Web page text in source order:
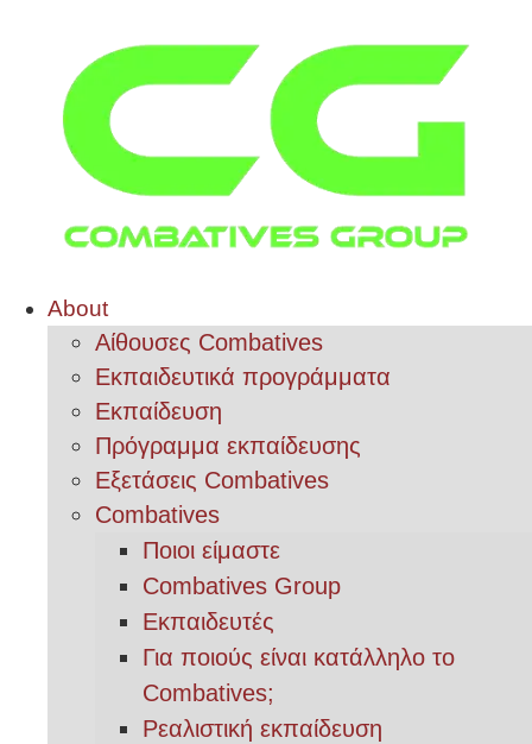
About
Αίθουσες Combatives
Εκπαιδευτικά προγράμματα
Εκπαίδευση
Πρόγραμμα εκπαίδευσης
Εξετάσεις Combatives
Combatives
Ποιοι είμαστε
Combatives Group
Εκπαιδευτές
Για ποιούς είναι κατάλληλο το
Combatives;
Ρεαλιστική εκπαίδευση